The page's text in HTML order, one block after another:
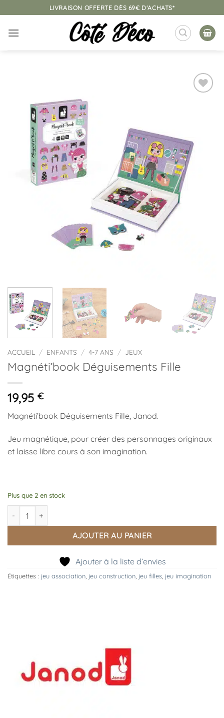
au
contenu
LIVRAISON OFFERTE DÈS 69€ D'ACHATS*
ACCUEIL / ENFANTS / 4-7 ANS / JEUX
Magnéti’book Déguisements Fille
19,95 €
Magnéti’book Déguisements Fille, Janod.
Jeu magnétique, pour créer des personnages originaux
et laisse libre cours à son imagination.
Plus que 2 en stock
AJOUTER AU PANIER
Ajouter à la liste d’envies
Étiquettes : jeu association, jeu construction, jeu filles, jeu imagination